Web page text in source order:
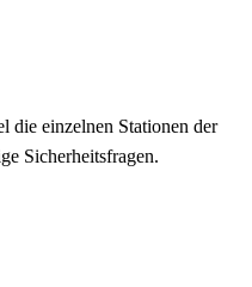
die einzelnen Stationen der
Sicherheitsfragen.